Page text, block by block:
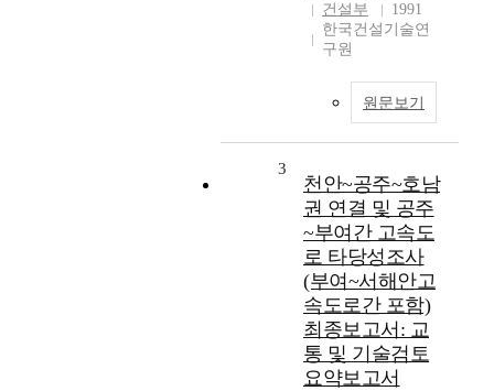
건설부
1991
한국건설기술연
구원
원문보기
3
천안~공주~호남
권 연결 및 공주
~부여간 고속도
로 타당성조사
(부여~서해안고
속도로간 포함)
최종보고서: 교
통 및 기술검토
요약보고서